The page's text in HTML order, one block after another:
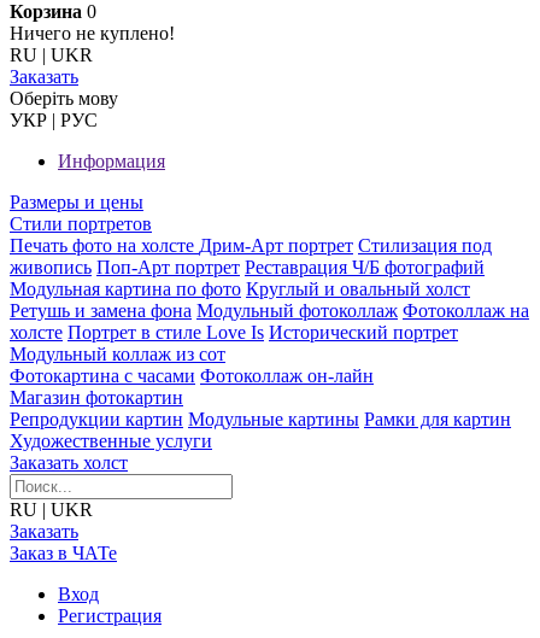
Корзина 0
Ничего не куплено!
RU | UKR
Заказать
Оберiть мову
УКР | РУС
Информация
Размеры и цены
Стили портретов
Печать фото на холсте Дрим-Арт портрет Стилизация под
живопись Поп-Арт портрет Реставрация Ч/Б фотографий
Модульная картина по фото Круглый и овальный холст
Ретушь и замена фона Модульный фотоколлаж Фотоколлаж на
холсте Портрет в стиле Love Is Исторический портрет
Модульный коллаж из сот
Фотокартина с часами Фотоколлаж он-лайн
Магазин фотокартин
Репродукции картин Модульные картины Рамки для картин
Художественные услуги
Заказать холст
RU | UKR
Заказать
Заказ в ЧАТе
Вход
Регистрация